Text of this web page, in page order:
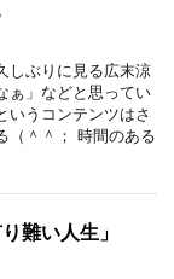
しぶりに見る広末涼
ぁ」などと思ってい
いうコンテンツはさ
（＾＾； 時間のある
難い人生」